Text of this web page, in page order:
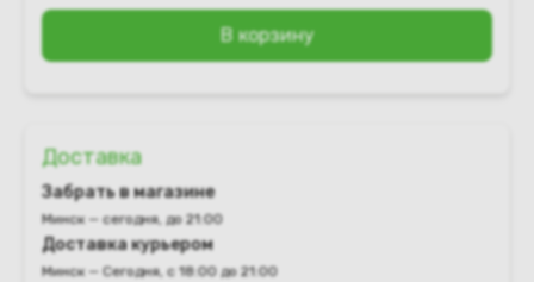
В корзину
Доставка
Забрать в магазине
Минск — сегодня, до 21:00
Доставка курьером
Минск — Сегодня, с 18:00 до 21:00